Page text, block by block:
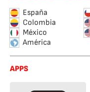
España
Colombia
México
América
APPS